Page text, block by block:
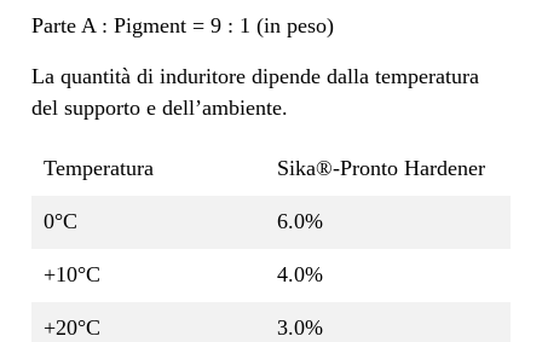
Parte A : Pigment = 9 : 1 (in peso)
La quantità di induritore dipende dalla temperatura
del supporto e dell’ambiente.
Temperatura Sika®-Pronto Hardener
0°C 6.0%
+10°C 4.0%
+20°C 3.0%